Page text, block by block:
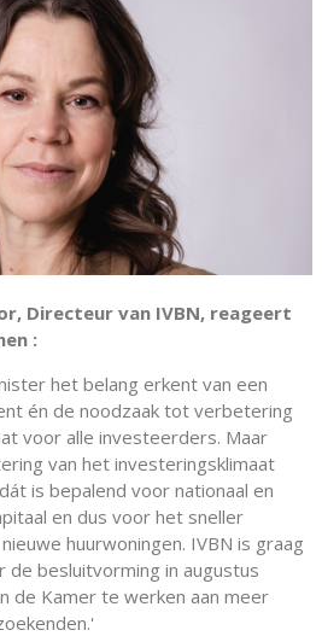
Directeur van IVBN, reageert
:
het belang erkent van een
én de noodzaak tot verbetering
voor alle investeerders. Maar
van het investeringsklimaat
is bepalend voor nationaal en
en dus voor het sneller
huurwoningen. IVBN is graag
de besluitvorming in augustus
de Kamer te werken aan meer